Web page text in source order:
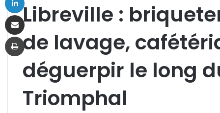
Libreville :
de lavage,
déguerpir le long
Triomphal
Imprimer